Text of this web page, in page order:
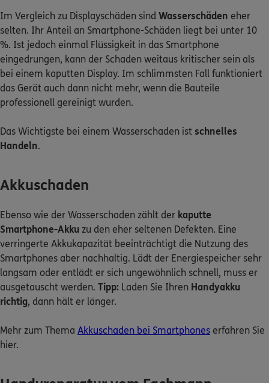
Im Vergleich zu Displayschäden sind Wasserschäden eher
selten. Ihr Anteil an Smartphone-Schäden liegt bei unter 10
%. Ist jedoch einmal Flüssigkeit in das Smartphone
eingedrungen, kann der Schaden weitaus kritischer sein als
bei einem kaputten Display. Im schlimmsten Fall funktioniert
das Gerät auch dann nicht mehr, wenn die Bauteile
professionell gereinigt wurden.
Das Wichtigste bei einem Wasserschaden ist schnelles
Handeln.
Akkuschaden
Ebenso wie der Wasserschaden zählt der kaputte
Smartphone-Akku zu den eher seltenen Defekten. Eine
verringerte Akkukapazität beeinträchtigt die Nutzung des
Smartphones aber nachhaltig. Lädt der Energiespeicher sehr
langsam oder entlädt er sich ungewöhnlich schnell, muss er
ausgetauscht werden. Tipp: Laden Sie Ihren Handyakku
richtig, dann hält er länger.
Mehr zum Thema Akkuschaden bei Smartphones erfahren Sie
hier.